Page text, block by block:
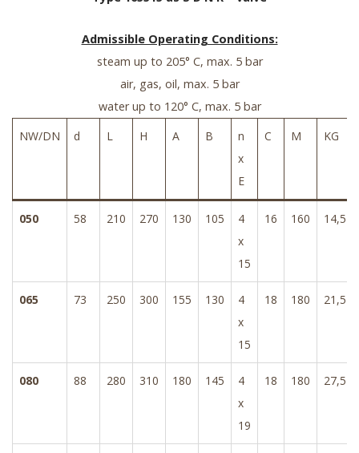
Admissible Operating Conditions:
steam up to 205° C, max. 5 bar
air, gas, oil, max. 5 bar
water up to 120° C, max. 5 bar
NW/DN
d L H A B
n
x
E
C M KG
050 58 210 270 130 105
4
x
15
16 160 14,5
065 73 250 300 155 130
4
x
15
18 180 21,5
080 88 280 310 180 145
4
x
19
18 180 27,5